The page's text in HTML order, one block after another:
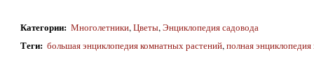
Категории: Многолетники,Цветы,Энциклопедия садовода
Теги: большая энциклопедия комнатных растений,полная